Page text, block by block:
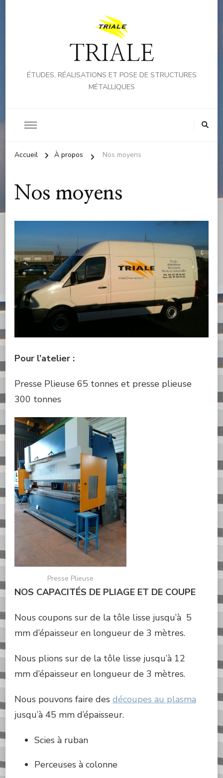
TRIALE
ÉTUDES, RÉALISATIONS ET POSE DE STRUCTURES
MÉTALLIQUES
Accueil À propos Nos moyens
Nos moyens
Pour l’atelier :
Presse Plieuse 65 tonnes et presse plieuse
300 tonnes
Presse Plieuse
NOS CAPACITÉS DE PLIAGE ET DE COUPE
Nous coupons sur de la tôle lisse jusqu’à 5
mm d’épaisseur en longueur de 3 mètres.
Nous plions sur de la tôle lisse jusqu’à 12
mm d’épaisseur en longueur de 3 mètres.
Nous pouvons faire des découpes au plasma
jusqu’à 45 mm d’épaisseur.
Scies à ruban
Perceuses à colonne